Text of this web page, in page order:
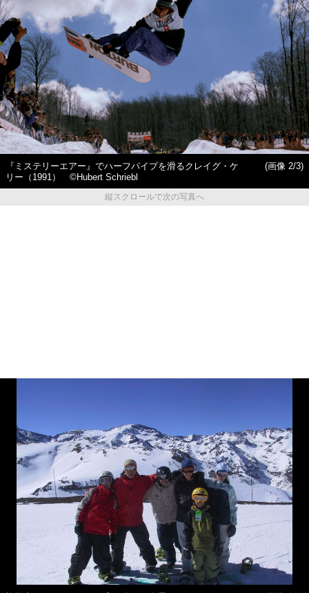
『ミステリーエアー』でハーフパイプを滑るクレイグ・ケ
リー（1991） ©Hubert Schriebl
(画像 2/3)
縦スクロールで次の写真へ